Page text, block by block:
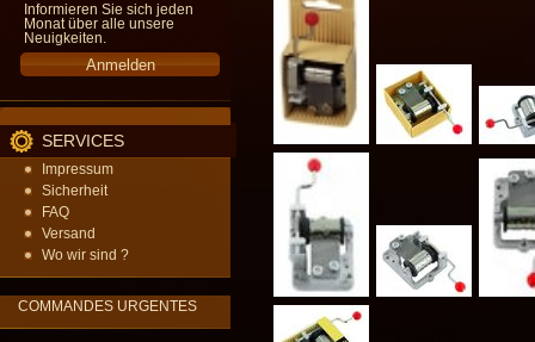
Informieren Sie sich jeden
Monat über alle unsere
Neuigkeiten.
SERVICES
Impressum
Sicherheit
FAQ
Versand
Wo wir sind ?
COMMANDES URGENTES